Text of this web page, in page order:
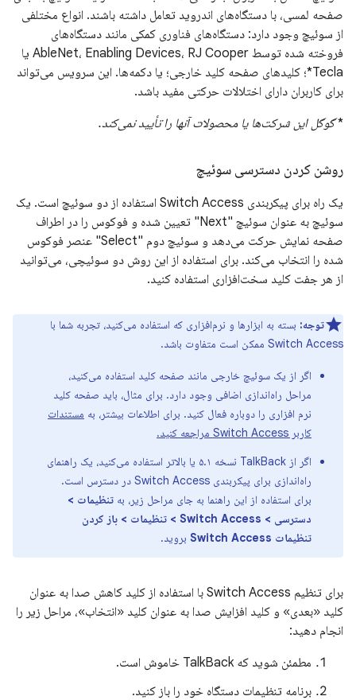
صفحه لمسی، با دستگاه‌های اندروید تعامل داشته باشند. انواع مختلفی
از سوئیچ وجود دارد: دستگاه‌های فناوری کمکی مانند دستگاه‌های
فروخته شده توسط AbleNet، Enabling Devices، RJ Cooper یا
Tecla*؛ کلیدهای صفحه کلید خارجی؛ یا دکمه‌ها. این سرویس می‌تواند
برای کاربران دارای اختلالات حرکتی مفید باشد.
*گوگل این شرکت‌ها یا محصولات آنها را تأیید نمی‌کند.
روشن کردن دسترسی سوئیچ
یک راه برای پیکربندی Switch Access استفاده از دو سوئیچ است. یک
سوئیچ به عنوان سوئیچ "Next" تعیین شده و فوکوس را در اطراف
صفحه نمایش حرکت می‌دهد و سوئیچ دوم "Select" عنصر فوکوس
شده را انتخاب می‌کند. برای استفاده از این روش دو سوئیچی، می‌توانید
از هر جفت کلید سخت‌افزاری استفاده کنید.
توجه: بسته به ابزارها و نرم‌افزاری که استفاده می‌کنید، تجربه شما با
Switch Access ممکن است متفاوت باشد.
اگر از یک سوئیچ خارجی مانند صفحه کلید استفاده می‌کنید،
مراحل راه‌اندازی اضافی وجود دارد. برای مثال، باید صفحه کلید
نرم افزاری را دوباره فعال کنید. برای اطلاعات بیشتر، به مستندات
کاربر Switch Access مراجعه کنید.
اگر از TalkBack نسخه ۵.۱ یا بالاتر استفاده می‌کنید، یک راهنمای
راه‌اندازی برای پیکربندی Switch Access در دسترس است.
برای استفاده از این راهنما به جای مراحل زیر، به تنظیمات >
دسترسی > Switch Access > تنظیمات > باز کردن
تنظیمات Switch Access
بروید.
برای تنظیم Switch Access با استفاده از کلید کاهش صدا به عنوان
کلید «بعدی» و کلید افزایش صدا به عنوان کلید «انتخاب»، مراحل زیر را
انجام دهید:
مطمئن شوید که TalkBack خاموش است.
برنامه تنظیمات دستگاه خود را باز کنید.